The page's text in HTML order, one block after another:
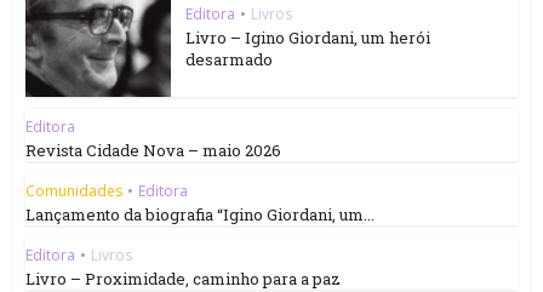
Editora • Livros
Livro – Igino Giordani, um herói
desarmado
Editora
Revista Cidade Nova – maio 2026
Comunidades • Editora
Lançamento da biografia “Igino Giordani, um...
Editora • Livros
Livro – Proximidade, caminho para a paz